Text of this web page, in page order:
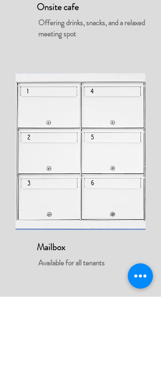
Onsite cafe
Offering drinks, snacks, and a relaxed
meeting spot
Mailbox
Available for all tenants